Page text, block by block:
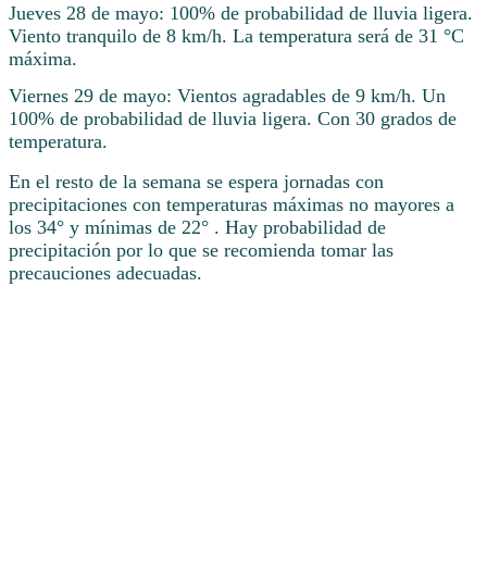
Jueves 28 de mayo: 100% de probabilidad de lluvia ligera.
Viento tranquilo de 8 km/h. La temperatura será de 31 °C
máxima.
Viernes 29 de mayo: Vientos agradables de 9 km/h. Un
100% de probabilidad de lluvia ligera. Con 30 grados de
temperatura.
En el resto de la semana se espera jornadas con
precipitaciones con temperaturas máximas no mayores a
los 34° y mínimas de 22° . Hay probabilidad de
precipitación por lo que se recomienda tomar las
precauciones adecuadas.